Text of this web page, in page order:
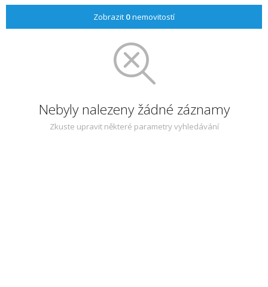
Zobrazit 0nemovitostí
Nebyly nalezeny žádné záznamy
Zkuste upravit některé parametry vyhledávání